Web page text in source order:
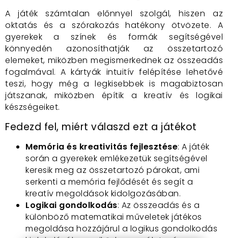
A játék számtalan előnnyel szolgál, hiszen az
oktatás és a szórakozás hatékony ötvözete. A
gyerekek a színek és formák segítségével
könnyedén azonosíthatják az összetartozó
elemeket, miközben megismerkednek az összeadás
fogalmával. A kártyák intuitív felépítése lehetővé
teszi, hogy még a legkisebbek is magabiztosan
játszanak, miközben építik a kreatív és logikai
készségeiket.
Fedezd fel, miért válaszd ezt a játékot
Memória és kreativitás fejlesztése: A játék
során a gyerekek emlékezetük segítségével
keresik meg az összetartozó párokat, ami
serkenti a memória fejlődését és segít a
kreatív megoldások kidolgozásában.
Logikai gondolkodás: Az összeadás és a
különböző matematikai műveletek játékos
megoldása hozzájárul a logikus gondolkodás